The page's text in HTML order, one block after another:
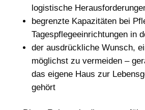
logistische
begrenzte Kapazitäten bei
Tagespflegeeinrichtungen in
der ausdrückliche Wunsch,
möglichst zu vermeiden –
das eigene Haus zur
gehört